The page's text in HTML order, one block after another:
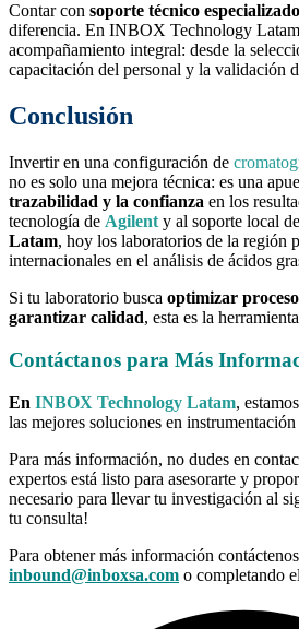
Contar con soporte técnico especializado
diferencia. En INBOX Technology
acompañamiento integral: desde la
capacitación del personal y la validación
Conclusión
Invertir en una configuración de
no es solo una mejora técnica: es una
trazabilidad y la confianza en los
tecnología de Agilent y al soporte local de
Latam, hoy los laboratorios de la región
internacionales en el análisis de ácidos
Si tu laboratorio busca optimizar
garantizar calidad, esta es la
Contáctanos para Más
En INBOX Technology Latam,
las mejores soluciones en
Para más información, no dudes en
expertos está listo para asesorarte y
necesario para llevar tu investigación al
tu consulta!
Para obtener más información
inbound@inboxsa.com o completando